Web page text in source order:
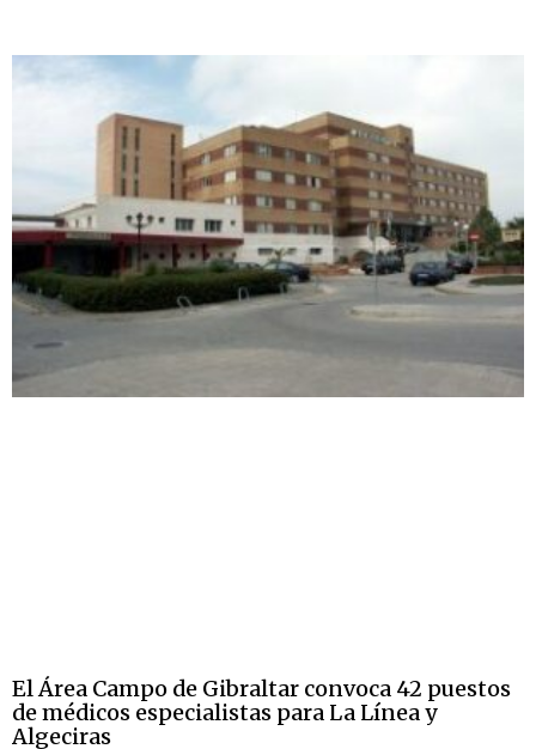
El Área Campo de Gibraltar convoca 42 puestos
de médicos especialistas para La Línea y
Algeciras